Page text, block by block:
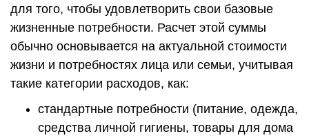
для того, чтобы удовлетворить свои базовые
жизненные потребности. Расчет этой суммы
обычно основывается на актуальной стоимости
жизни и потребностях лица или семьи, учитывая
такие категории расходов, как:
стандартные потребности (питание, одежда,
средства личной гигиены, товары для дома